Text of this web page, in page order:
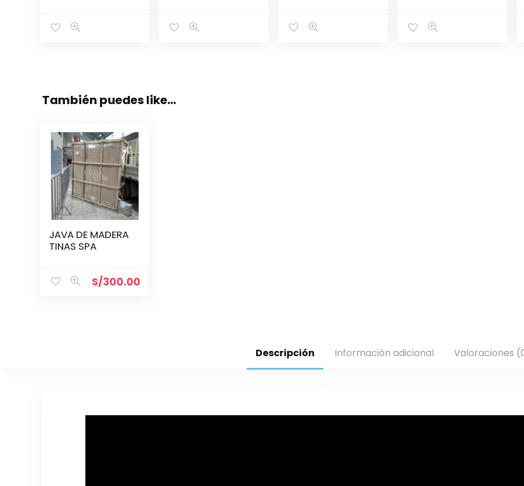
0*43
También puedes like…
JAVA DE MADERA
TINAS SPA
S/300.00
Descripción Información adicional Valoraciones